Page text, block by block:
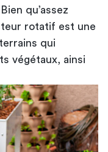
qu’assez
rotatif est une
qui
végétaux, ainsi